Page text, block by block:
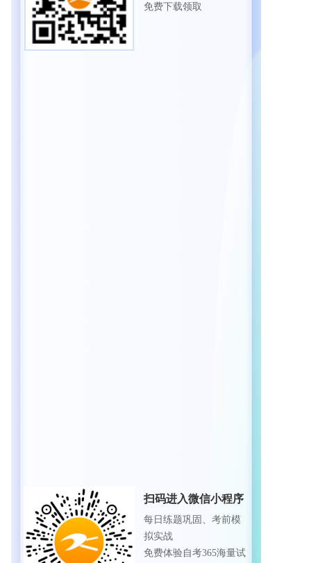
免费下载领取
扫码进入微信小程序
每日练题巩固、考前模
拟实战
免费体验自考365海量试